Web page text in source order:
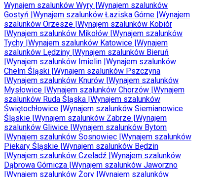
Wynajem szalunków Wyry Wynajem szalunków
Gostyń Wynajem szalunków Łaziska Górne Wynajem
szalunków Orzesze Wynajem szalunków Kobiór
Wynajem szalunków Mikołów Wynajem szalunków
Tychy Wynajem szalunków Katowice Wynajem
szalunków Lędziny Wynajem szalunków Bieruń
Wynajem szalunków Imielin Wynajem szalunków
Chełm Śląski Wynajem szalunków Pszczyna
Wynajem szalunków Knurów Wynajem szalunków
Mysłowice Wynajem szalunków Chorzów Wynajem
szalunków Ruda Śląska Wynajem szalunków
Świętochłowice Wynajem szalunków Siemianowice
Śląskie Wynajem szalunków Zabrze Wynajem
szalunków Gliwice Wynajem szalunków Bytom
Wynajem szalunków Sosnowiec Wynajem szalunków
Piekary Śląskie Wynajem szalunków Będzin
Wynajem szalunków Czeladź Wynajem szalunków
Dąbrowa Górnicza Wynajem szalunków Jaworzno
Wynajem szalunków Żory Wynajem szalunków